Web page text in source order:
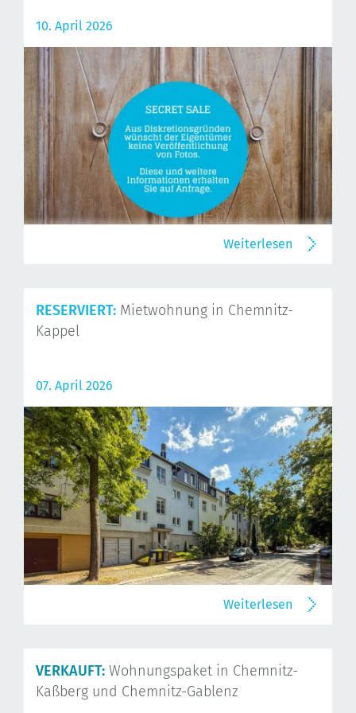
10. April 2026
Weiterlesen
RESERVIERT: Mietwohnung in Chemnitz-
Kappel
07. April 2026
Weiterlesen
VERKAUFT: Wohnungspaket in Chemnitz-
Kaßberg und Chemnitz-Gablenz